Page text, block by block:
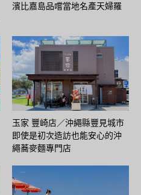
濱比嘉島品嚐當地名產天婦羅
玉家 豐崎店／沖繩縣豐見城市
即使是初次造訪也能安心的沖
繩蕎麥麵專門店